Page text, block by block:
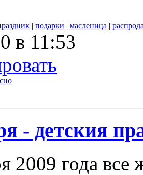
| подарки | масленица |
в 11:53
- детския
2009 года